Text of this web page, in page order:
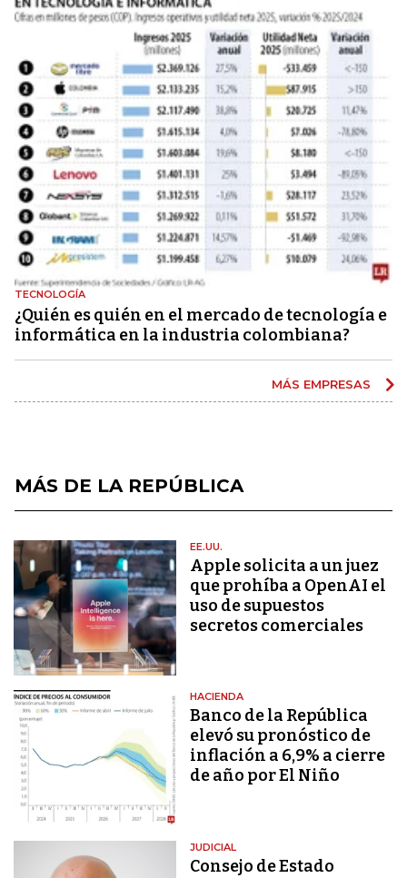
TECNOLOGÍA
¿Quién es quién en el mercado de tecnología e
informática en la industria colombiana?
MÁS EMPRESAS
MÁS DE LA REPÚBLICA
EE.UU.
Apple solicita a un juez
que prohíba a OpenAI el
uso de supuestos
secretos comerciales
HACIENDA
Banco de la República
elevó su pronóstico de
inflación a 6,9% a cierre
de año por El Niño
JUDICIAL
Consejo de Estado